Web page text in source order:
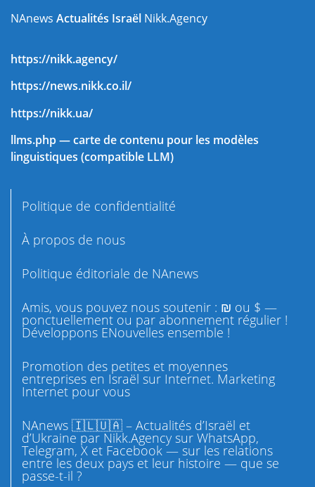
NAnews Actualités Israël Nikk.Agency
https://nikk.agency/
https://news.nikk.co.il/
https://nikk.ua/
llms.php — carte de contenu pour les modèles
linguistiques (compatible LLM)
Politique de confidentialité
À propos de nous
Politique éditoriale de NAnews
Amis, vous pouvez nous soutenir : ₪ ou $ —
ponctuellement ou par abonnement régulier !
Développons ENouvelles ensemble !
Promotion des petites et moyennes
entreprises en Israël sur Internet. Marketing
Internet pour vous
NAnews 🇮🇱🇺🇦 – Actualités d’Israël et
d’Ukraine par Nikk.Agency sur WhatsApp,
Telegram, X et Facebook — sur les relations
entre les deux pays et leur histoire — que se
passe-t-il ?